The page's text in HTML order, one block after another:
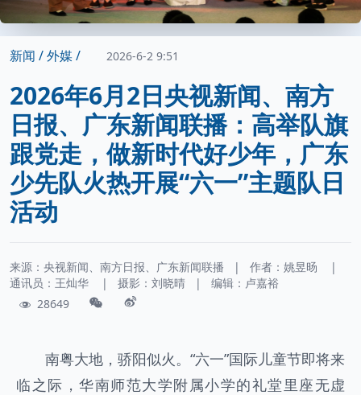
新闻 /外媒 / 2026-6-2 9:51
2026年6月2日央视新闻、南方
日报、广东新闻联播：高举队旗
跟党走，做新时代好少年，广东
少先队火热开展“六一”主题队日
活动
来源：央视新闻、南方日报、广东新闻联播 | 作者： 姚昱旸
|
通讯员： 王灿华 | 摄影： 刘晓晴 |
编辑：卢嘉裕
28649
南粤大地，骄阳似火。“六一”国际儿童节即将来
临之际，华南师范大学附属小学的礼堂里座无虚